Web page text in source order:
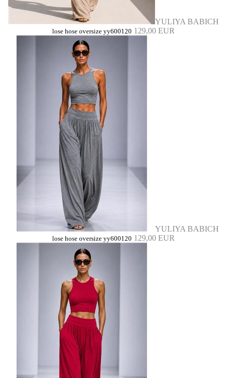
YULIYA BABICH
lose hose oversize yy600120 129,00 EUR
YULIYA BABICH
lose hose oversize yy600120 129,00 EUR